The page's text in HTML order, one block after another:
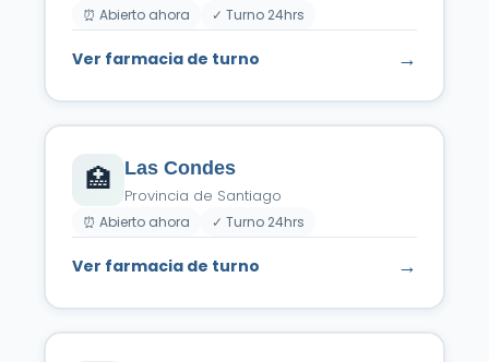
⏰ Abierto ahora ✓ Turno 24hrs
Ver farmacia de turno →
🏥 Las Condes
Provincia de Santiago
⏰ Abierto ahora ✓ Turno 24hrs
Ver farmacia de turno →